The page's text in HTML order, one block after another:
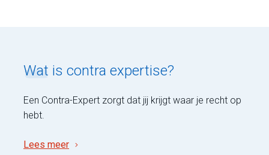
Wat is contra expertise?
Een Contra-Expert zorgt dat jij krijgt waar je recht op
hebt.
Lees meer